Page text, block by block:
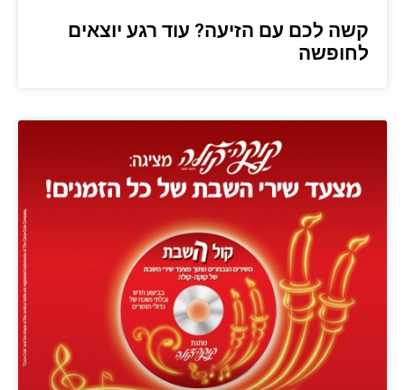
קשה לכם עם הזיעה? עוד רגע יוצאים
לחופשה